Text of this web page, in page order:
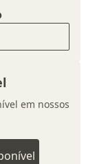
em nossos